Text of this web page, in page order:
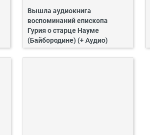
Вышла аудиокнига
воспоминаний епископа
Гурия о старце Науме
(Байбородине) (+ Аудио)